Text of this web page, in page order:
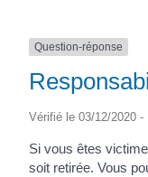
Question-réponse
Vérifié le 03/12/2020
Si vous êtes
soit retirée. Vous